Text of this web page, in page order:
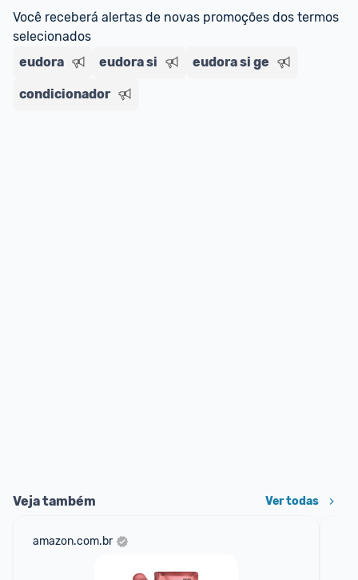
Você receberá alertas de novas promoções dos termos
selecionados
eudora
eudora si eudora si ge
condicionador
Veja também Ver todas
amazon.com.br